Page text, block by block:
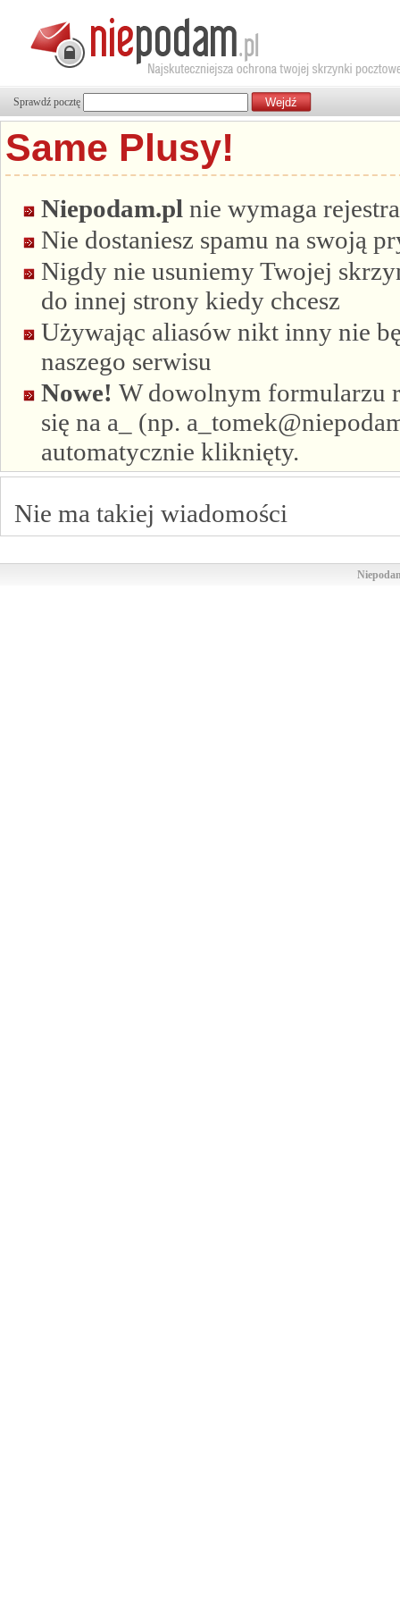
Sprawdź pocztę
Same Plusy!
Niepodam.pl nie wymaga
Nie dostaniesz spamu na swoją
Nigdy nie usuniemy Twojej
do innej strony kiedy chcesz
Używając aliasów nikt inny nie
naszego serwisu
Nowe! W dowolnym formularzu
się na a_ (np.
automatycznie kliknięty.
Nie ma takiej wiadomości